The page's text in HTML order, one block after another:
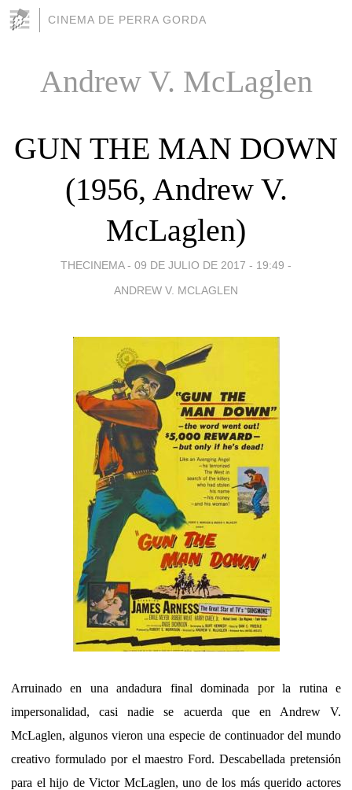
CINEMA DE PERRA GORDA
Andrew V. McLaglen
GUN THE MAN DOWN
(1956, Andrew V.
McLaglen)
THECINEMA - 09 DE JULIO DE 2017 - 19:49 -
ANDREW V. MCLAGLEN
Arruinado en una andadura final dominada por la rutina e
impersonalidad, casi nadie se acuerda que en Andrew V.
McLaglen, algunos vieron una especie de continuador del mundo
creativo formulado por el maestro Ford. Descabellada pretensión
para el hijo de Victor McLaglen, uno de los más querido actores